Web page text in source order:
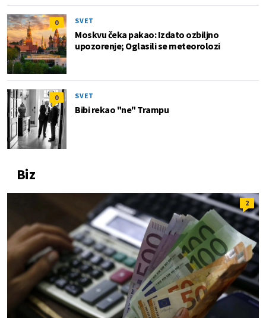
0 SVET
Moskvu čeka pakao: Izdato ozbiljno
upozorenje; Oglasili se meteorolozi
0 SVET
Bibi rekao "ne" Trampu
Biz
2